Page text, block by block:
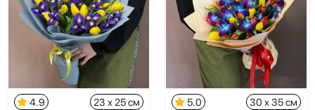
4.9 23 x 25 см 5.0 30 x 35 см